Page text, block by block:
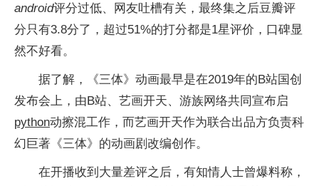
android评分过低、网友吐槽有关，最终集之后豆瓣评
分只有3.8分了，超过51%的打分都是1星评价，口碑显
然不好看。
据了解，《三体》动画最早是在2019年的B站国创
发布会上，由B站、艺画开天、游族网络共同宣布启
python动擦混工作，而艺画开天作为联合出品方负责科
幻巨著《三体》的动画剧改编创作。
在开播收到大量差评之后，有知情人士曾爆料称，